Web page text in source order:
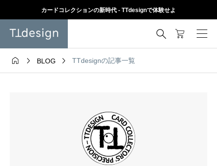
カードコレクションの新時代 - TTdesignで体験せよ

  BLOG  TTdesignの記事一覧